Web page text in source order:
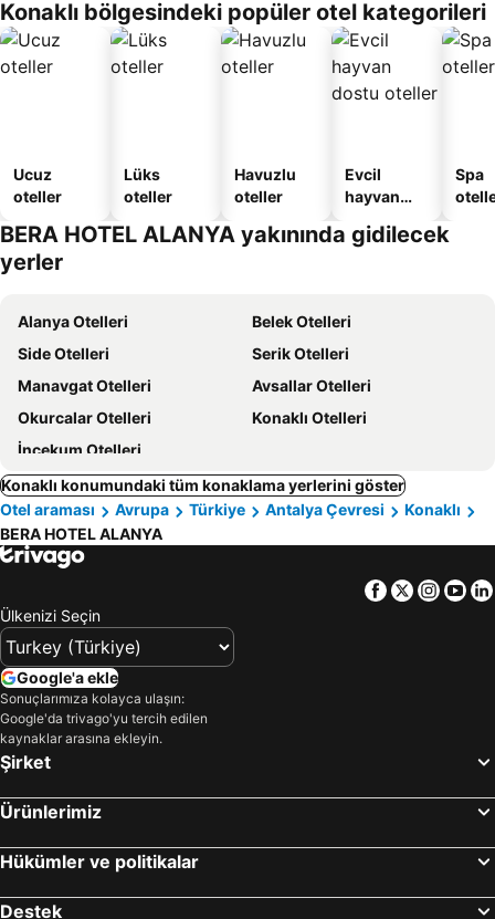
Apart
Daire
Konaklı bölgesindeki popüler otel kategorileri
Ucuz
oteller
Lüks
oteller
Havuzlu
oteller
Evcil
hayvan
oteller
Spa
BERA HOTEL ALANYA yakınında gidilecek
yerler
Alanya Otelleri
Belek Otelleri
Side Otelleri
Serik Otelleri
Manavgat Otelleri
Avsallar Otelleri
Okurcalar Otelleri
Konaklı Otelleri
İncekum Otelleri
Konaklı konumundaki tüm konaklama yerlerini göster
Otel araması
Avrupa Türkiye Antalya Çevresi
Konaklı
BERA HOTEL ALANYA
Facebook
Twitter
Ülkenizi Seçin
Google'a ekle
Sonuçlarımıza kolayca ulaşın:
Google'da trivago'yu tercih edilen
kaynaklar arasına ekleyin.
Şirket
Ürünlerimiz
Hükümler ve politikalar
Destek